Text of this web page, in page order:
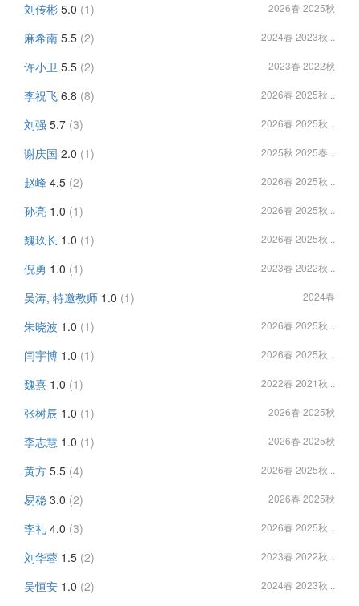
刘传彬 5.0 (1) 2026春 2025秋
麻希南 5.5 (2) 2024春 2023秋...
许小卫 5.5 (2) 2023春 2022秋
李祝飞 6.8 (8) 2026春 2025秋...
刘强 5.7 (3) 2026春 2025秋...
谢庆国 2.0 (1) 2025秋 2025春...
赵峰 4.5 (2) 2026春 2025秋...
孙亮 1.0 (1) 2026春 2025秋...
魏玖长 1.0 (1) 2026春 2025秋...
倪勇 1.0 (1) 2023春 2022秋...
吴涛, 特邀教师 1.0 (1) 2024春
朱晓波 1.0 (1) 2026春 2025秋...
闫宇博 1.0 (1) 2026春 2025秋...
魏熹 1.0 (1) 2022春 2021秋...
张树辰 1.0 (1) 2026春 2025秋
李志慧 1.0 (1) 2026春 2025秋
黄方 5.5 (4) 2026春 2025秋...
易稳 3.0 (2) 2026春 2025秋
李礼 4.0 (3) 2026春 2025秋...
刘华蓉 1.5 (2) 2023春 2022秋...
吴恒安 1.0 (2) 2024春 2023秋...